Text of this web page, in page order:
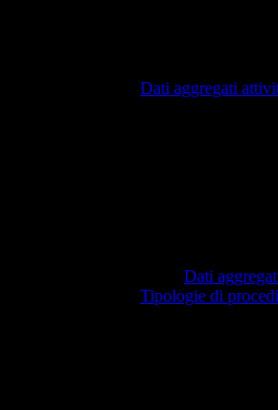
Dati aggregati
Dati
Tipologie di